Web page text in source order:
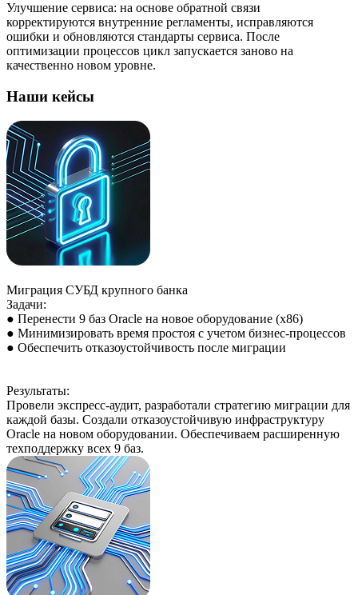
Улучшение сервиса: на основе обратной связи
корректируются внутренние регламенты, исправляются
ошибки и обновляются стандарты сервиса. После
оптимизации процессов цикл запускается заново на
качественно новом уровне.
Наши кейсы
Миграция СУБД крупного банка
Задачи:
● Перенести 9 баз Oracle на новое оборудование (x86)
● Минимизировать время простоя с учетом бизнес-процессов
● Обеспечить отказоустойчивость после миграции
Результаты:
Провели экспресс-аудит, разработали стратегию миграции для
каждой базы. Создали отказоустойчивую инфраструктуру
Oracle на новом оборудовании. Обеспечиваем расширенную
техподдержку всех 9 баз.